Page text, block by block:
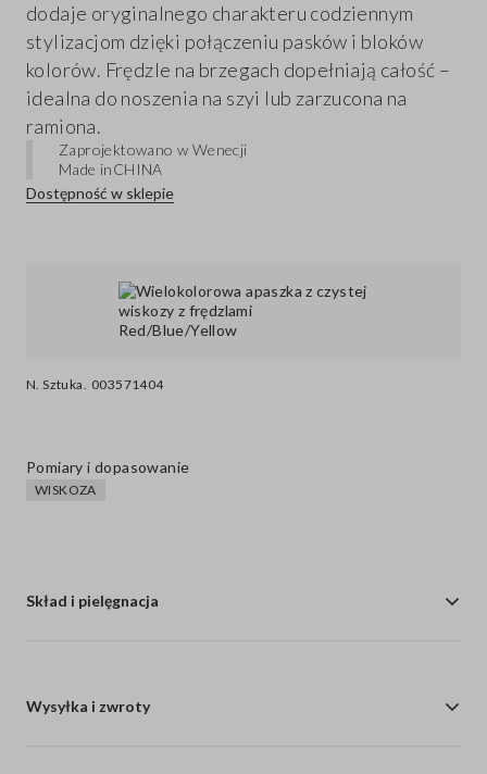
N. Sztuka. 003571404
dodaje oryginalnego charakteru codziennym
stylizacjom dzięki połączeniu pasków i bloków
kolorów. Frędzle na brzegach dopełniają całość –
idealna do noszenia na szyi lub zarzucona na
ramiona.
Zaprojektowano w Wenecji
Made inCHINA
Dostępność w sklepie
Pomiary i dopasowanie
WISKOZA
Skład i pielęgnacja
Wysyłka i zwroty